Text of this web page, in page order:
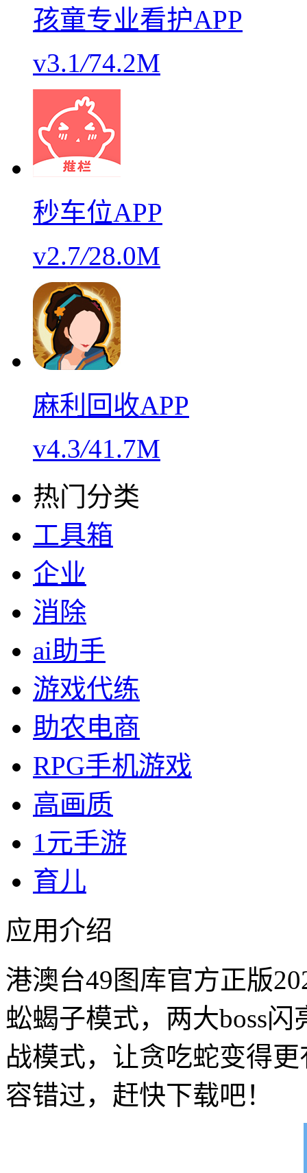
孩童专业看护APP
v3.1/74.2M
秒车位APP
v2.7/28.0M
麻利回收APP
v4.3/41.7M
热门分类
工具箱
企业
消除
ai助手
游戏代练
助农电商
RPG手机游戏
高画质
1元手游
育儿
应用介绍
港澳台49图库官方正版
蚣蝎子模式，两大boss
战模式，让贪吃蛇变得
容错过，赶快下载吧！